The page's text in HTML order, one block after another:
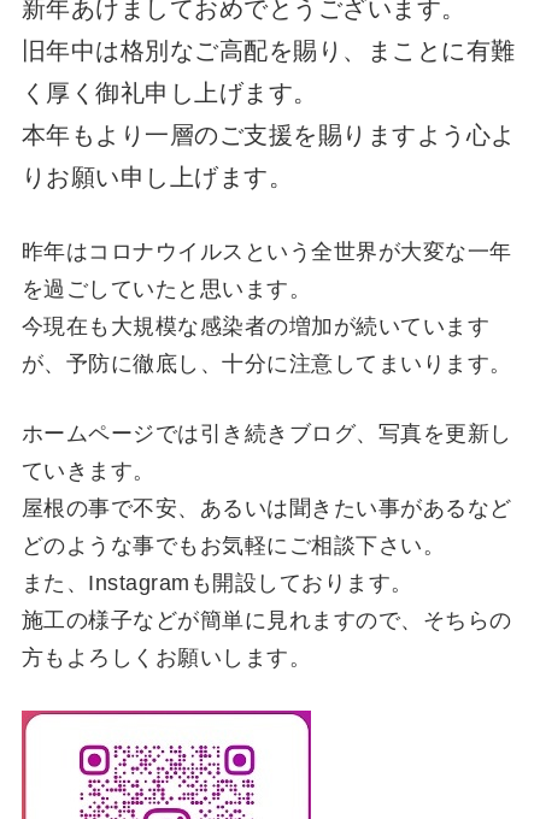
新年あけましておめでとうございます。
旧年中は格別なご高配を賜り、まことに有難
く厚く御礼申し上げます。
本年もより一層のご支援を賜りますよう心よ
りお願い申し上げます。
昨年はコロナウイルスという全世界が大変な一年
を過ごしていたと思います。
今現在も大規模な感染者の増加が続いています
が、予防に徹底し、十分に注意してまいります。
ホームページでは引き続きブログ、写真を更新し
ていきます。
屋根の事で不安、あるいは聞きたい事があるなど
どのような事でもお気軽にご相談下さい。
また、Instagramも開設しております。
施工の様子などが簡単に見れますので、そちらの
方もよろしくお願いします。